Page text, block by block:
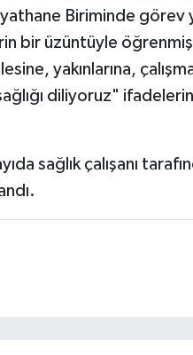
Biriminde görev
bir üzüntüyle öğrenmiş
yakınlarına,
diliyoruz"
sağlık çalışanı